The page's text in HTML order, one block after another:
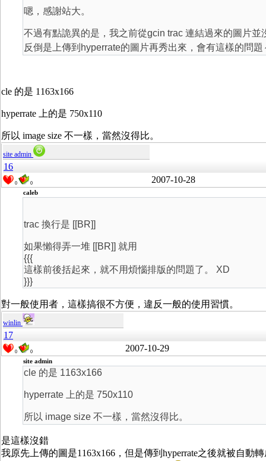
嗯，感謝站大。
不過有點詭異的是，我之前從gcin trac 連結過來的圖片並
反倒是上傳到hyperrate的圖片再秀出來，會有這樣的問題
cle 的是 1163x166
hyperrate 上的是 750x110
所以 image size 不一樣，當然沒得比。
site admin
16
0 0 2007-10-28
caleb
trac 換行是 [[BR]]
如果懶得弄一堆 [[BR]] 就用
{{{
這樣前後括起來，就不用煩惱排版的問題了。 XD
}}}
對一般使用者，這樣搞很不方便，違反一般的使用習慣。
winlin
17
0 0 2007-10-29
site admin
cle 的是 1163x166
hyperrate 上的是 750x110
所以 image size 不一樣，當然沒得比。
是這樣沒錯
我原先上傳的圖是1163x166，但是傳到hyperrate之後就被自動轉